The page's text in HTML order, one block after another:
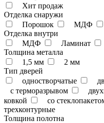
Хит продаж
Отделка снаружи
Порошок
МДФ
Отделка внутри
МДФ
Ламинат
Толщина металла
1,5 мм
2 мм
Тип дверей
одностворчатые
с терморазрывом
ковкой
со
трехконтурные
Толщина полотна